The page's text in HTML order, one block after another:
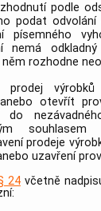
podle
podat
písemného
nemá
rozhodne
prodej
otevřít
do
prodeje
uzavření
24včetně